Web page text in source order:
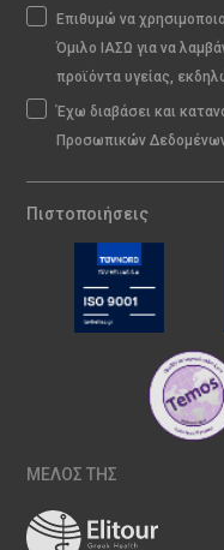
Επιθυμώ να
Όμιλο ΙΑΣΩ για να
προϊόντα υγείας,
Έχω διαβάσει και
Προσωπικών
Πιστοποιήσεις
ΜΕΛΟΣ ΤΗΣ